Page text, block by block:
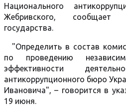
Национального
Жебривского, сообщает
государства.
"Определить в состав
по проведению
эффективности
антикоррупционного бюро
Ивановича", – говорится в
19 июня.